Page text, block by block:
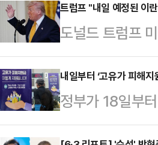
권 일부의 평가
을 제대로 평가
영등포구 청년
업사관학교'(청
로 이명박 전 대
의 만남이다.최
트럼프 "내일 예정된 이
도널드 트럼프
령했다고 말했
셜미디어(SNS)
중단하라고 피
혔다.그러면서
내일부터 ‘고유가 피해
정부가 18일부
작한다.중동 전